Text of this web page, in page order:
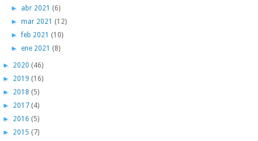
► abr 2021 (6)
►mar 2021 (12)
►feb 2021 (10)
►ene 2021 (8)
► 2020 (46)
► 2019 (16)
► 2018 (5)
► 2017 (4)
► 2016 (5)
► 2015 (7)